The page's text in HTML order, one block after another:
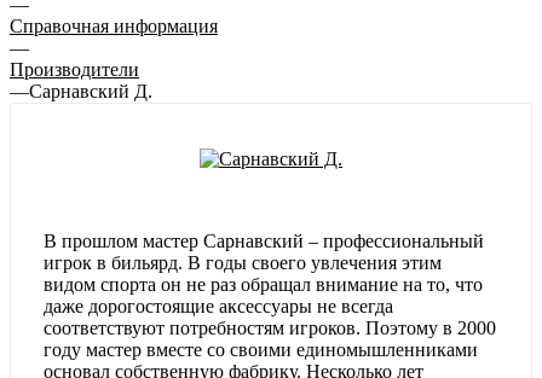
Справочная информация
—
Производители
—Сарнавский Д.
В прошлом мастер Сарнавский – профессиональный
игрок в бильярд. В годы своего увлечения этим
видом спорта он не раз обращал внимание на то, что
даже дорогостоящие аксессуары не всегда
соответствуют потребностям игроков. Поэтому в 2000
году мастер вместе со своими единомышленниками
основал собственную фабрику. Несколько лет